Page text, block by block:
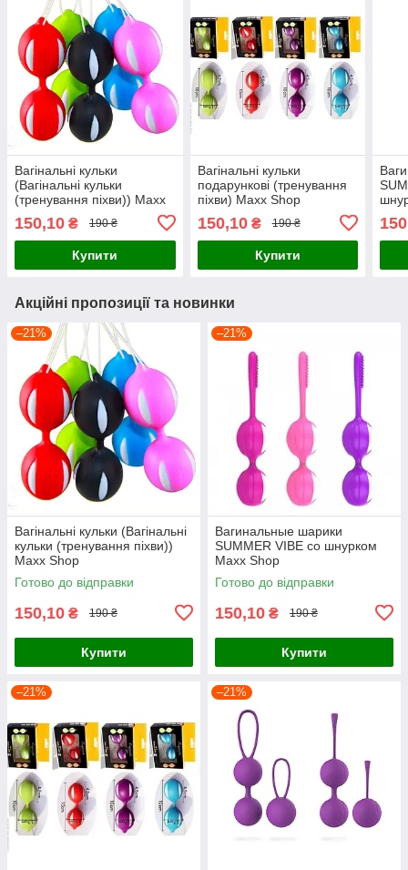
Вагінальні кульки
(Вагінальні кульки
(тренування піхви)) Maxx
150,10 ₴ 190 ₴
Купити
Вагінальні кульки
подарункові (тренування
піхви) Maxx Shop
150,10₴ 190 ₴
Купити
Акційні пропозиції та новинки
–21%
Вагінальні кульки (Вагінальні
кульки (тренування піхви))
Maxx Shop
Готово до відправки
150,10 ₴ 190 ₴
Купити
–21%
Вагинальные шарики
SUMMER VIBE со шнурком
Maxx Shop
Готово до відправки
150,10 ₴ 190 ₴
Купити
–21% –21%